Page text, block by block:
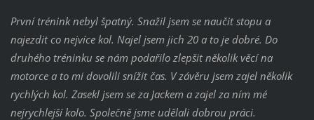
První trénink nebyl špatný. Snažil jsem se naučit stopu a
najezdit co nejvíce kol. Najel jsem jich 20 a to je dobré. Do
druhého tréninku se nám podařilo zlepšit několik věcí na
motorce a to mi dovolili snížit čas. V závěru jsem zajel několik
rychlých kol. Zasekl jsem se za Jackem a zajel za ním mé
nejrychlejší kolo. Společně jsme udělali dobrou práci.